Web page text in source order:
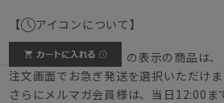
【 アイコンについて】
の表示の商品は、
注文画面でお急ぎ発送を選択いただけま
さらにメルマガ会員様は、当日12:00